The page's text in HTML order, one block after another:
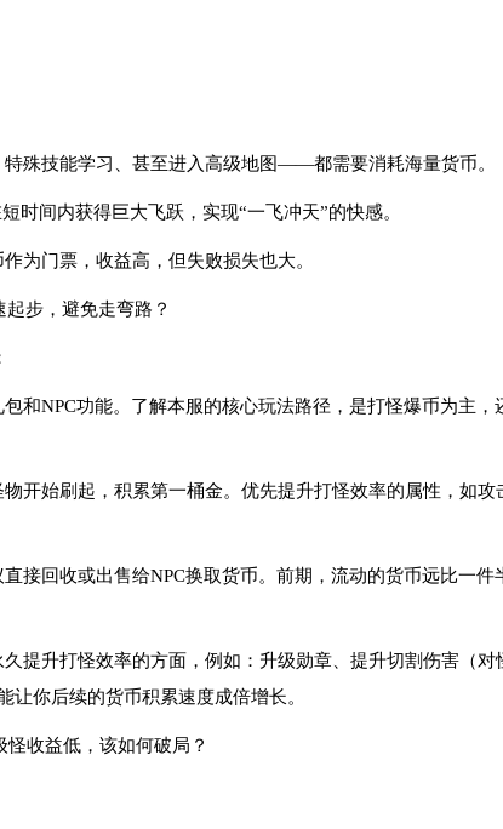
殊技能学习、甚至进入高级地图——都需要消耗海量货币。
时间内获得巨大飞跃，实现“一飞冲天”的快感。
为门票，收益高，但失败损失也大。
步，避免走弯路？
和NPC功能。了解本服的核心玩法路径，是打怪爆币为主，
开始刷起，积累第一桶金。优先提升打怪效率的属性，如攻
接回收或出售给NPC换取货币。前期，流动的货币远比一件
提升打怪效率的方面，例如：升级勋章、提升切割伤害（对
你后续的货币积累速度成倍增长。
收益低，该如何破局？